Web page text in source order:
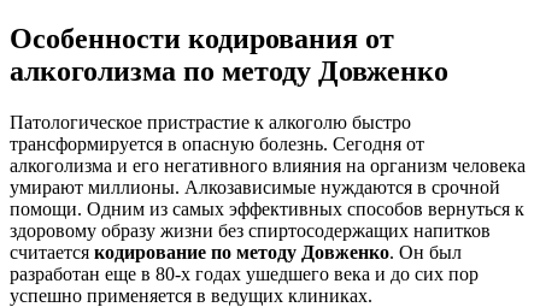
Особенности кодирования от
алкоголизма по методу Довженко
Патологическое пристрастие к алкоголю быстро
трансформируется в опасную болезнь. Сегодня от
алкоголизма и его негативного влияния на организм человека
умирают миллионы. Алкозависимые нуждаются в срочной
помощи. Одним из самых эффективных способов вернуться к
здоровому образу жизни без спиртосодержащих напитков
считается кодирование по методу Довженко. Он был
разработан еще в 80-х годах ушедшего века и до сих пор
успешно применяется в ведущих клиниках.